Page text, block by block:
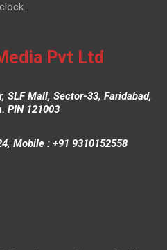
Pvt Ltd
SLF Mall, Sector-33, Faridabad,
PIN 121003
Mobile : +91 9310152558